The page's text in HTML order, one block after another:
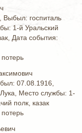
, Выбыл: госпиталь
1-й Уральский
Дата события:
07.08.1916,
Место службы: 1-
полк, казак